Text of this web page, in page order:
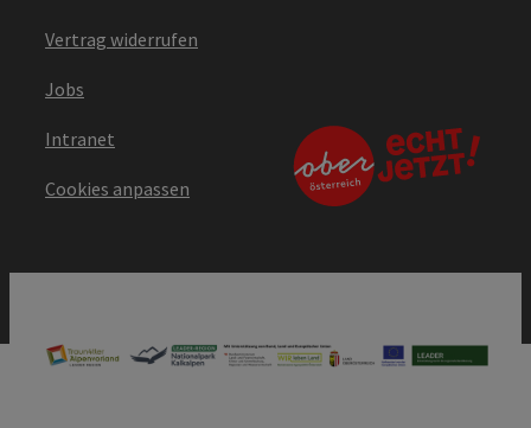
Vertrag widerrufen
Jobs
Intranet
Cookies anpassen